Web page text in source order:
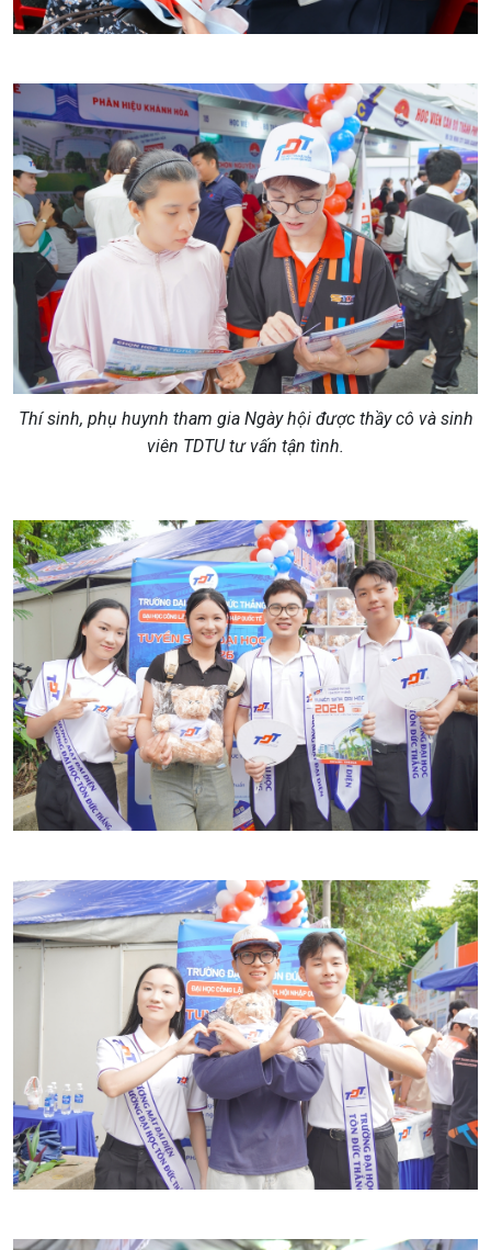
Thí sinh, phụ huynh tham gia Ngày hội được thầy cô và sinh
viên TDTU tư vấn tận tình.